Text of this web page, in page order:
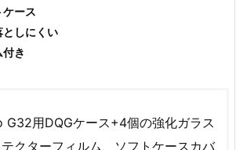
ース
しにくい
き
用DQGケース+4個の強化ガラス
クターフィルム、ソフトケースカバ